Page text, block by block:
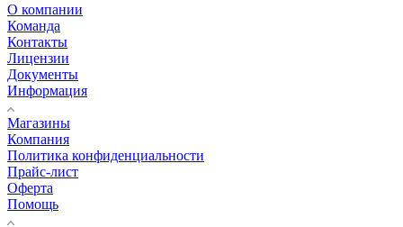
О компании
Команда
Контакты
Лицензии
Документы
Информация
Магазины
Компания
Политика конфиденциальности
Прайс-лист
Оферта
Помощь